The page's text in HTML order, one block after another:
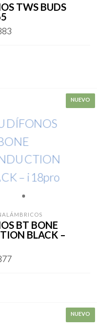
TWS BUDS
BT BONE
BLACK –